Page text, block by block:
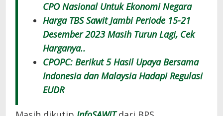
CPO Nasional Untuk Ekonomi Negara
Harga TBS Sawit Jambi Periode 15-21
Desember 2023 Masih Turun Lagi, Cek
Harganya..
CPOPC: Berikut 5 Hasil Upaya Bersama
Indonesia dan Malaysia Hadapi Regulasi
EUDR